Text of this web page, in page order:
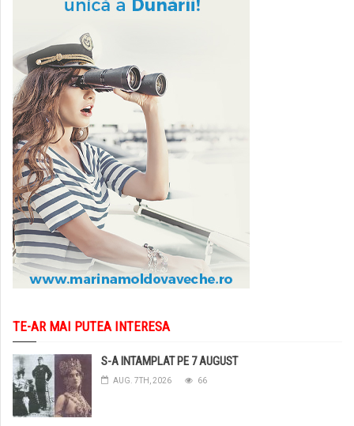
TE-AR MAI PUTEA INTERESA
S-A INTAMPLAT PE 7 AUGUST
AUG. 7TH, 2026 66